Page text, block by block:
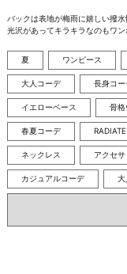
バックは表地が梅雨に嬉しい撥
光沢があってキラキラなのもワン
夏 ワンピース
大人コーデ 長身コー
イエローベース 骨格
春夏コーデ RADIATE
ネックレス アクセサ
カジュアルコーデ 大